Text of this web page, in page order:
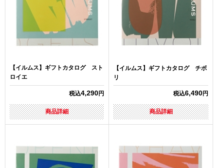
【イルムス】ギフトカタログ スト
ロイエ
税込4,290円
商品詳細
【イルムス】ギフトカタログ チボ
リ
税込6,490円
商品詳細